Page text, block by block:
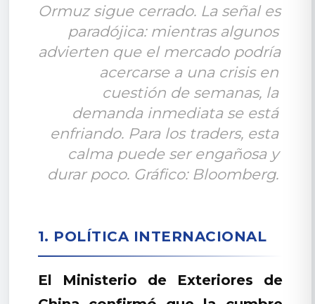
Ormuz sigue cerrado. La señal es
paradójica: mientras algunos
advierten que el mercado podría
acercarse a una crisis en
cuestión de semanas, la
demanda inmediata se está
enfriando. Para los traders, esta
calma puede ser engañosa y
durar poco. Gráfico: Bloomberg.
1. POLÍTICA INTERNACIONAL
El Ministerio de Exteriores de